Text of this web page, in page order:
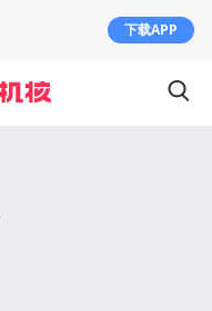
下载APP